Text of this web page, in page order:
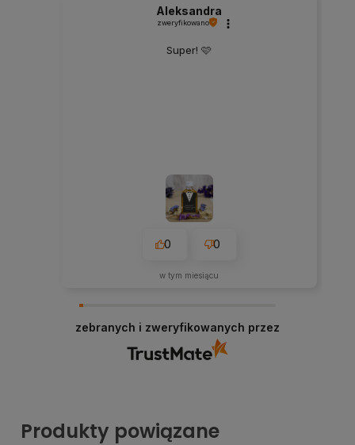
Aleksandra
zweryfikowano
Super! 🩷
0 0
w tym miesiącu
zebranych i zweryfikowanych przez
Produkty powiązane